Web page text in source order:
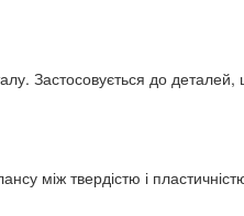
Застосовується до
між твердістю і